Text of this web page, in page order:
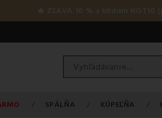
🔥 ZĽAVA 10 % s kódom HOT10
SPÁLŇA KÚPEĽŇA